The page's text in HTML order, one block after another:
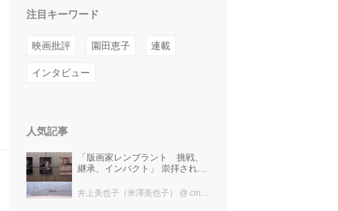
注目キーワード
映画批評 園田恵子 連載
インタビュー
人気記事
「版画家レンブラント 挑戦、
継承、インパクト」 崇拝され、
た版画技法！ 国立西洋美術館に
井上美也子（米澤美也子） @ cinefil編集部